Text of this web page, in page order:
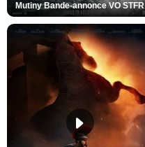
Mutiny Bande-annonce VO STFR